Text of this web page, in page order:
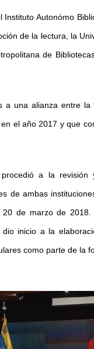
Autonómo
de la lectura, la
de
a una alianza entre la
el año 2017 y que
a la revisión
de ambas
de marzo de
inicio a la
como parte de la